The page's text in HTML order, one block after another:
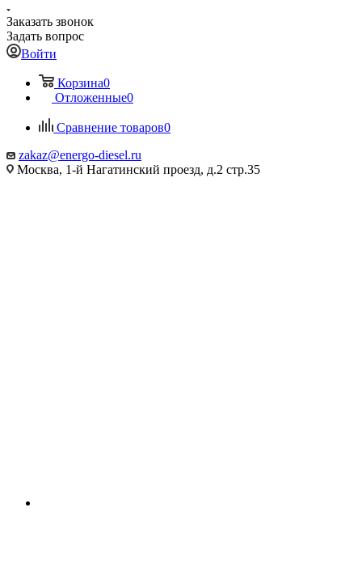
Заказать звонок
Задать вопрос
Войти
Корзина0
Отложенные0
Сравнение товаров0
zakaz@energo-diesel.ru
Москва, 1-й Нагатинский проезд, д.2 стр.35